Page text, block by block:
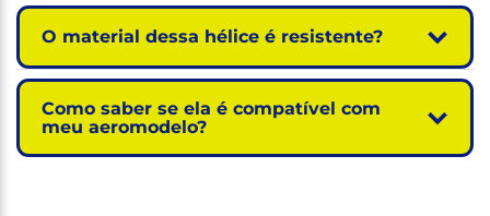
O material dessa hélice é resistente?
Como saber se ela é compatível com
meu aeromodelo?